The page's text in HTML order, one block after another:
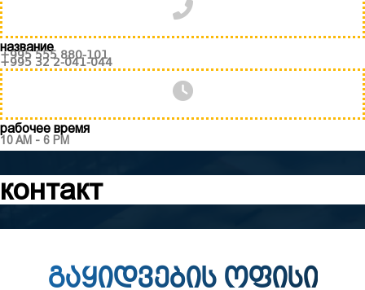
название
+995 555 880-101
+995 32 2-041-044
рабочее время
10 AM - 6 PM
контакт
გაყიდვების ოფისი